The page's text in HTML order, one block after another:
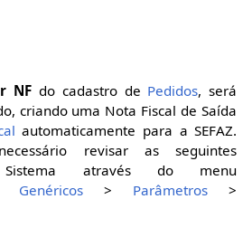
NF do cadastro de Pedidos, será
criando uma Nota Fiscal de Saída
automaticamente para a SEFAZ.
revisar as seguintes
Sistema através do menu
Genéricos> Parâmetros >